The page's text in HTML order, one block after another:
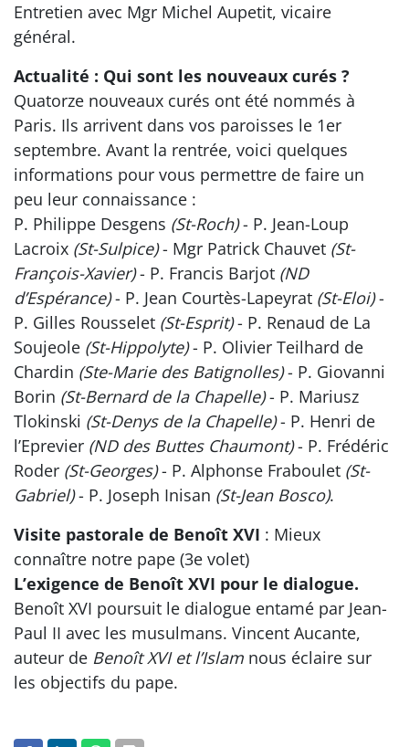
Entretien avec Mgr Michel Aupetit, vicaire
général.
Actualité : Qui sont les nouveaux curés ?
Quatorze nouveaux curés ont été nommés à
Paris. Ils arrivent dans vos paroisses le 1er
septembre. Avant la rentrée, voici quelques
informations pour vous permettre de faire un
peu leur connaissance :
P. Philippe Desgens (St-Roch)- P. Jean-Loup
Lacroix (St-Sulpice)- Mgr Patrick Chauvet (St-
François-Xavier)- P. Francis Barjot (ND
d’Espérance)- P. Jean Courtès-Lapeyrat (St-Eloi)-
P. Gilles Rousselet (St-Esprit)- P. Renaud de La
Soujeole (St-Hippolyte)- P. Olivier Teilhard de
Chardin (Ste-Marie des Batignolles)- P. Giovanni
Borin (St-Bernard de la Chapelle)- P. Mariusz
Tlokinski (St-Denys de la Chapelle)- P. Henri de
l’Eprevier (ND des Buttes Chaumont)- P. Frédéric
Roder (St-Georges)- P. Alphonse Fraboulet (St-
Gabriel)- P. Joseph Inisan (St-Jean Bosco).
Visite pastorale de Benoît XVI : Mieux
connaître notre pape (3e volet)
L’exigence de Benoît XVI pour le dialogue.
Benoît XVI poursuit le dialogue entamé par Jean-
Paul II avec les musulmans. Vincent Aucante,
auteur de Benoît XVI et l’Islam nous éclaire sur
les objectifs du pape.